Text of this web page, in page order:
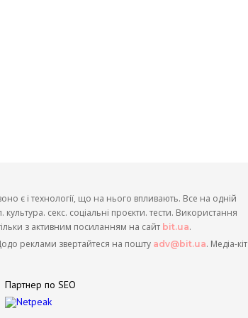
є і технології, що на нього впливають. Все на одній
культура. секс. соціальні проєкти. тести. Використання
з активним посиланням на сайт bit.ua.
реклами звертайтеся на пошту adv@bit.ua. Медіа-кіт
Партнер по SEO